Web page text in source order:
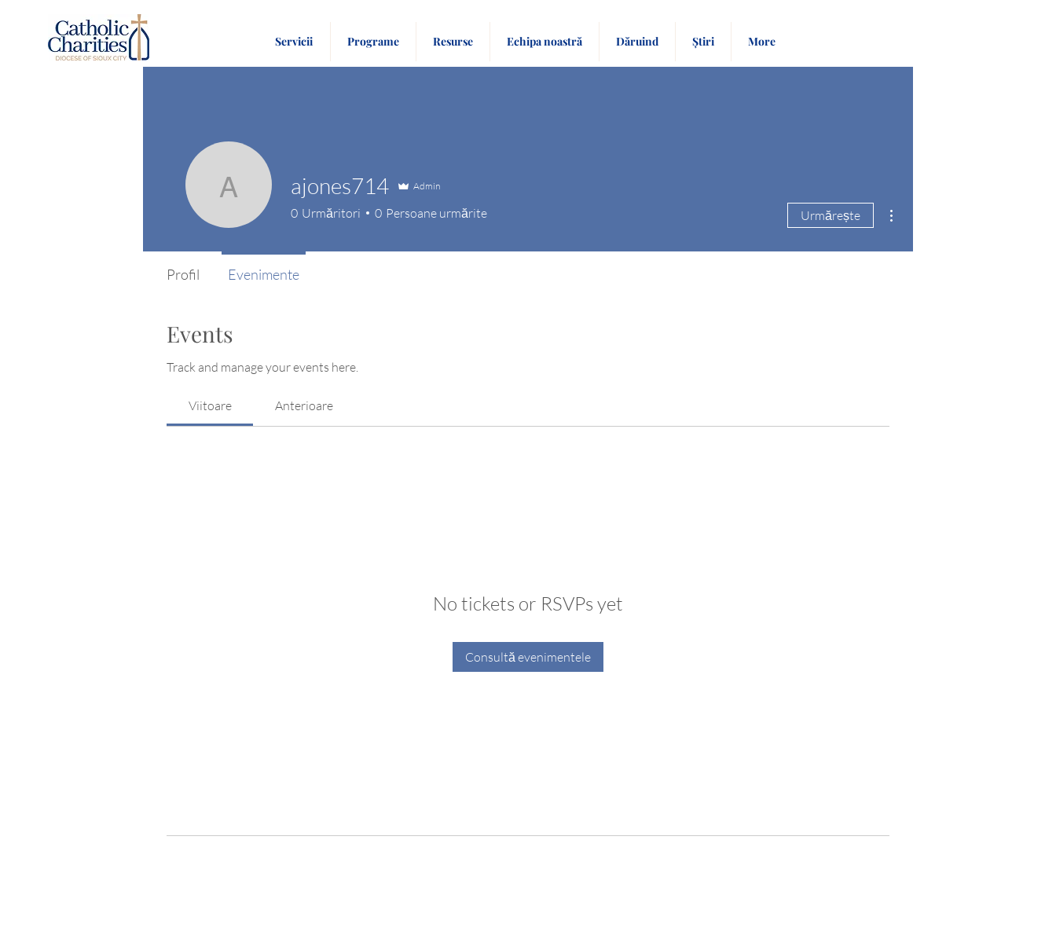
Servicii Programe Resurse Echipa noastră Dăruind Știri More
Events
Track and manage your events here.
Viitoare Anterioare
No tickets or RSVPs yet
Consultă evenimentele
ajones714
ajones714 Admin
0 Urmăritori 0 Persoane urmărite Urmărește
Profil Evenimente